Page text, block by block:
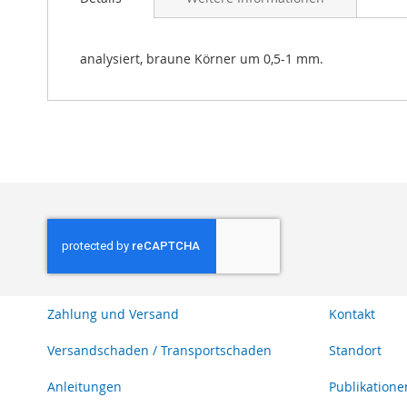
analysiert, braune Körner um 0,5-1 mm.
Zahlung und Versand
Versandschaden / Transportschaden
Anleitungen
Kontakt
Standort